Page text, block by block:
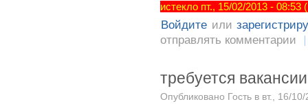
истекло пт., 15/02/2013 -
Войдите или
отправлять комментарии
требуется
Опубликовано Гость в вт., 16/